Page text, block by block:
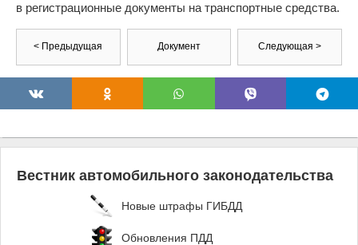
в регистрационные документы на транспортные средства.
< Предыдущая Документ Следующая >
Вестник автомобильного законодательства
Новые штрафы ГИБДД
Обновления ПДД